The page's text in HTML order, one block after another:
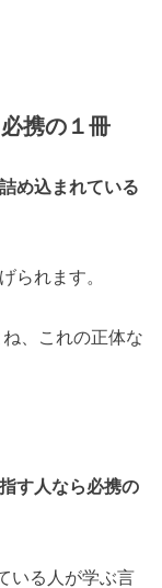
携の１冊
め込まれている
られます。
、これの正体な
す人なら必携の
いる人が学ぶ言